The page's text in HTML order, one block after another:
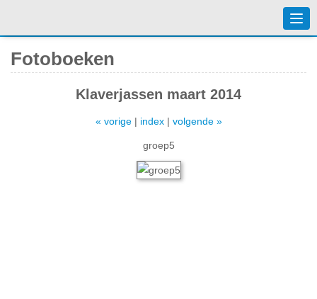
Fotoboeken
Klaverjassen maart 2014
« vorige| index| volgende »
groep5